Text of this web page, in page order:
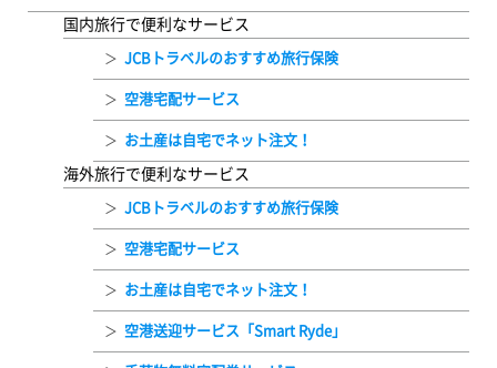
国内旅行で便利なサービス
JCBトラベルのおすすめ旅行保険
空港宅配サービス
お土産は自宅でネット注文！
海外旅行で便利なサービス
JCBトラベルのおすすめ旅行保険
空港宅配サービス
お土産は自宅でネット注文！
空港送迎サービス「Smart Ryde」